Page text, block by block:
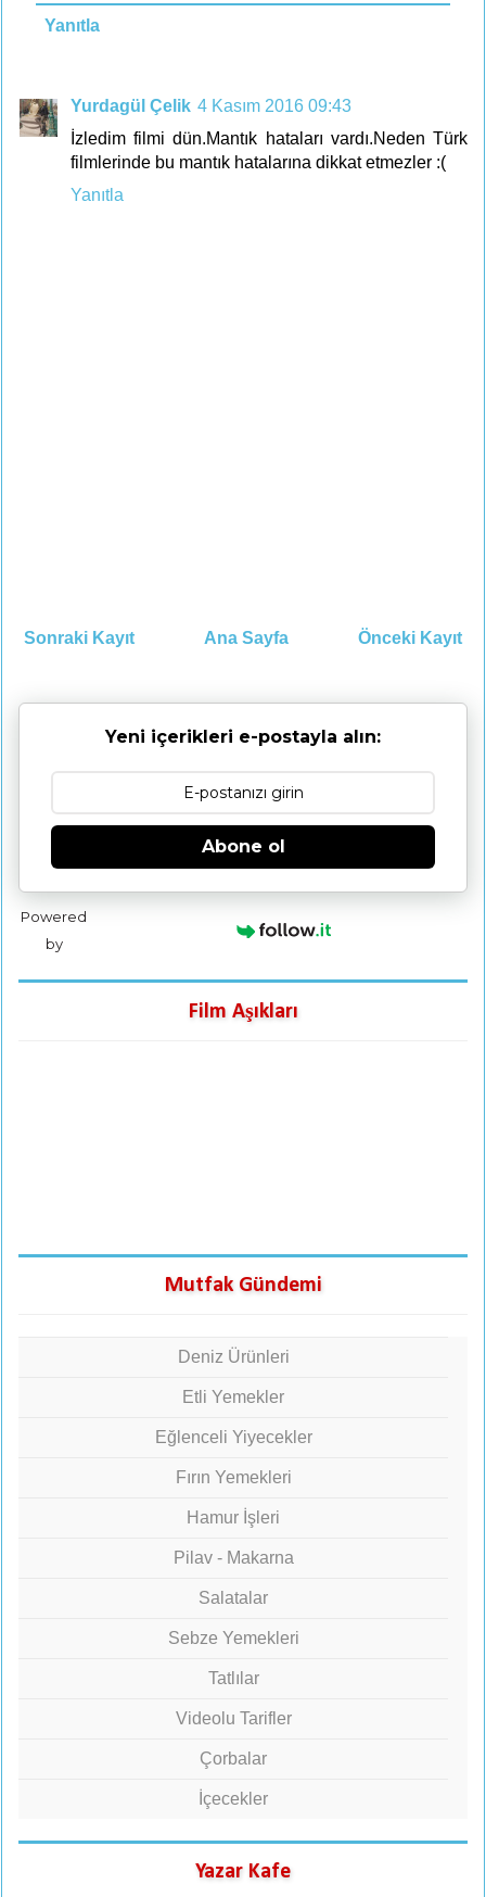
Yanıtla
Yurdagül Çelik 4 Kasım 2016 09:43
İzledim filmi dün.Mantık hataları vardı.Neden Türk
filmlerinde bu mantık hatalarına dikkat etmezler :(
Yanıtla
Sonraki Kayıt Önceki Kayıt
Ana Sayfa
Yeni içerikleri e-postayla alın:
Abone ol
Powered
by
Film Aşıkları
Mutfak Gündemi
Deniz Ürünleri
Etli Yemekler
Eğlenceli Yiyecekler
Fırın Yemekleri
Hamur İşleri
Pilav - Makarna
Salatalar
Sebze Yemekleri
Tatlılar
Videolu Tarifler
Çorbalar
İçecekler
Yazar Kafe